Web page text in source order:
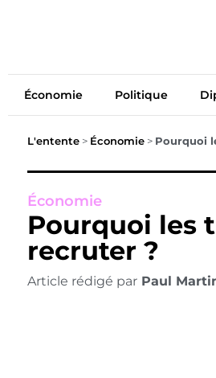
Économie Politique
L'entente> Économie> Pourquoi
Économie
Pourquoi les
recruter ?
Article rédigé par Paul